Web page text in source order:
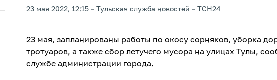
23 мая 2022, 12:15 Тульская служба новостей ТСН24
23 мая, запланированы работы по окосу сорняков, уборка
тротуаров, а также сбор летучего мусора на улицах Тулы,
службе администрации города.